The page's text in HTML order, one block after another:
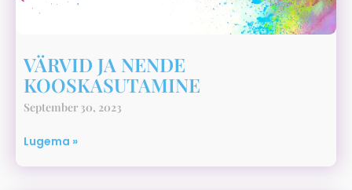
VÄRVID JA NENDE
KOOSKASUTAMINE
September 30, 2023
Lugema »